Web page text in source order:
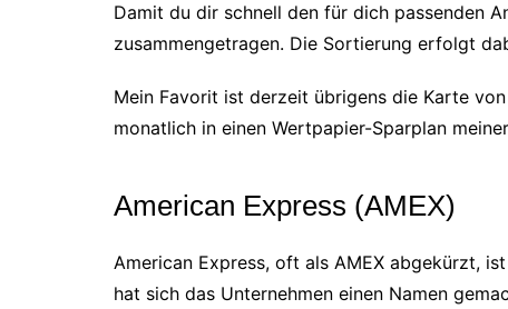
Damit du dir schnell den für dich passenden
zusammengetragen. Die Sortierung erfolgt
Mein Favorit ist derzeit übrigens die Karte von
monatlich in einen Wertpapier-Sparplan
American Express (AMEX)
American Express, oft als AMEX abgekürzt,
hat sich das Unternehmen einen Namen